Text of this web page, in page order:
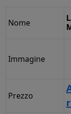
Nome
Immagine
Prezzo